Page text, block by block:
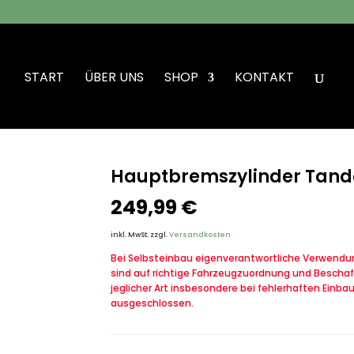
START ÜBER UNS SHOP KONTAKT
Hauptbremszylinder
249,99 €
inkl. MwSt. zzgl.Versandkosten
Bei Selbsteinbau eigenverantwortliche
sind auf richtige Fahrzeugzuordnung und
jeglicher Art insbesondere bei fehlerhaften
ausgeschlossen.